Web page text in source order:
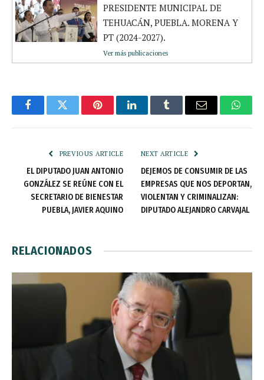
PRESIDENTE MUNICIPAL DE
TEHUACÁN, PUEBLA. MORENA Y
PT (2024-2027).
Ver más publicaciones
FacebookTwitter PinterestLinkedInTumblr Email
PREVIOUS ARTICLE
EL DIPUTADO JUAN ANTONIO
GONZÁLEZ SE REÚNE CON EL
SECRETARIO DE BIENESTAR
PUEBLA, JAVIER AQUINO
NEXT ARTICLE
DEJEMOS DE CONSUMIR DE LAS
EMPRESAS QUE NOS DEPORTAN,
VIOLENTAN Y CRIMINALIZAN:
DIPUTADO ALEJANDRO CARVAJAL
RELACIONADOS